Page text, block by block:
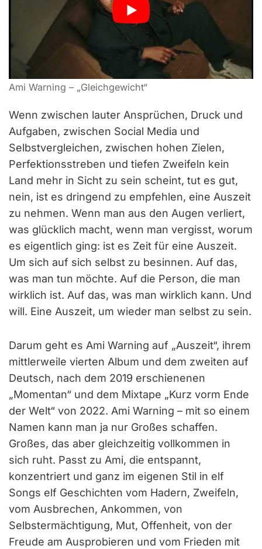
Ami Warning – „Gleichgewicht“
Wenn zwischen lauter Ansprüchen, Druck und
Aufgaben, zwischen Social Media und
Selbstvergleichen, zwischen hohen Zielen,
Perfektionsstreben und tiefen Zweifeln kein
Land mehr in Sicht zu sein scheint, tut es gut,
nein, ist es dringend zu empfehlen, eine Auszeit
zu nehmen. Wenn man aus den Augen verliert,
was glücklich macht, wenn man vergisst, worum
es eigentlich ging: ist es Zeit für eine Auszeit.
Um sich auf sich selbst zu besinnen. Auf das,
was man tun möchte. Auf die Person, die man
wirklich ist. Auf das, was man wirklich kann. Und
will. Eine Auszeit, um wieder man selbst zu sein.
Darum geht es Ami Warning auf „Auszeit“, ihrem
mittlerweile vierten Album und dem zweiten auf
Deutsch, nach dem 2019 erschienenen
„Momentan“ und dem Mixtape „Kurz vorm Ende
der Welt“ von 2022. Ami Warning – mit so einem
Namen kann man ja nur Großes schaffen.
Großes, das aber gleichzeitig vollkommen in
sich ruht. Passt zu Ami, die entspannt,
konzentriert und ganz im eigenen Stil in elf
Songs elf Geschichten vom Hadern, Zweifeln,
vom Ausbrechen, Ankommen, von
Selbstermächtigung, Mut, Offenheit, von der
Freude am Ausprobieren und vom Frieden mit